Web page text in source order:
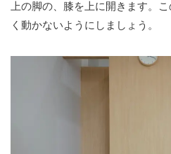
上の脚の、膝を上に開きます。
く動かないようにしましょう。